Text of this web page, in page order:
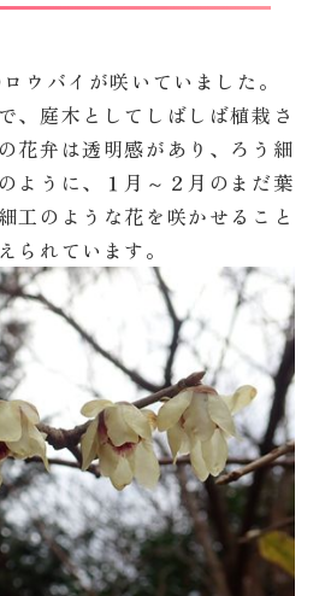
ウバイが咲いていました。
、庭木としてしばしば植栽さ
花弁は透明感があり、ろう細
ように、１月～２月のまだ葉
工のような花を咲かせること
られています。